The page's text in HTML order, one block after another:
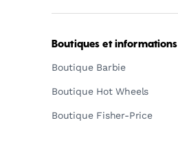
Boutiques et informations
Boutique Barbie
Boutique Hot Wheels
Boutique Fisher-Price